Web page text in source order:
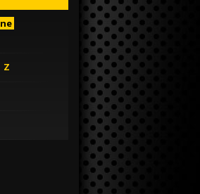
Z